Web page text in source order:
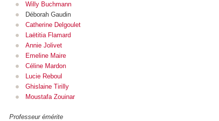
Willy Buchmann
Déborah Gaudin
Catherine Delgoulet
Laëtitia Flamard
Annie Jolivet
Emeline Maire
Céline Mardon
Lucie Reboul
Ghislaine Tirilly
Moustafa Zouinar
Professeur émérite